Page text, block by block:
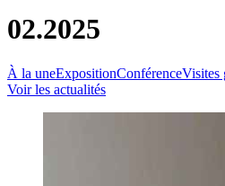
02.2025
À la uneExpositionConférenceVisites
Voir les actualités